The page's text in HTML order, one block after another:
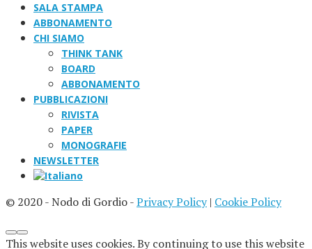
SALA STAMPA
ABBONAMENTO
CHI SIAMO
THINK TANK
BOARD
ABBONAMENTO
PUBBLICAZIONI
RIVISTA
PAPER
MONOGRAFIE
NEWSLETTER
© 2020 - Nodo di Gordio -Privacy Policy| Cookie Policy
This website uses cookies. By continuing to use this website